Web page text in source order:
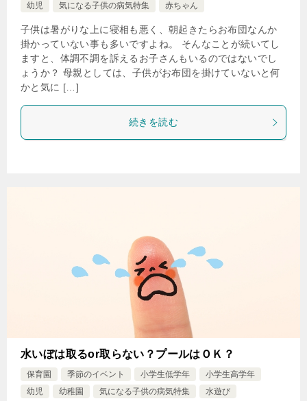
幼児
気になる子供の病気特集 赤ちゃん
子供は暑がりな上に寝相も悪く、朝起きたらお布団なんか
掛かっていない事も多いですよね。 そんなことが続いてし
ますと、体調不調を訴えるお子さんもいるのではないでし
ょうか？ 母親としては、子供がお布団を掛けていないと何
かと気に […]
続きを読む
水いぼは取るor取らない？プールはＯＫ？
保育園 季節のイベント 小学生低学年
小学生高学年
幼児
幼稚園 気になる子供の病気特集 水遊び